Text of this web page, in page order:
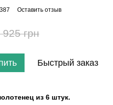
Оставить отзыв
925 грн
Быстрый заказ
из 6 штук.